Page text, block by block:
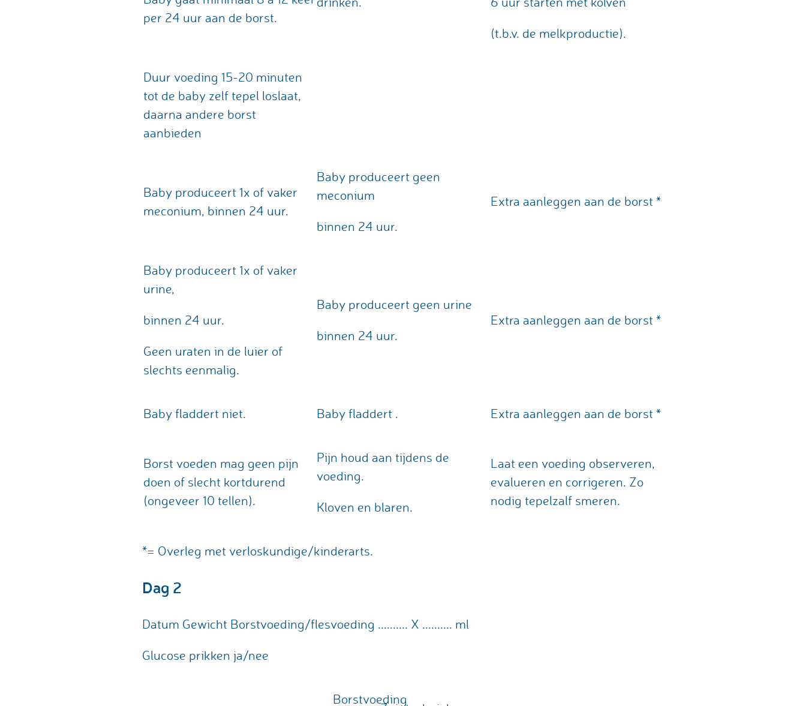
per 24 uur aan de borst.
(t.b.v. de melkproductie).
Duur voeding 15-20 minuten
tot de baby zelf tepel loslaat,
daarna andere borst
aanbieden
Baby produceert 1x of vaker
meconium, binnen 24 uur.
Baby produceert geen
meconium
binnen 24 uur.
Extra aanleggen aan de borst *
Baby produceert 1x of vaker
urine,
binnen 24 uur.
Geen uraten in de luier of
slechts eenmalig.
Baby produceert geen urine
binnen 24 uur.
Extra aanleggen aan de borst *
Baby fladdert niet. Baby fladdert . Extra aanleggen aan de borst *
Borst voeden mag geen pijn
doen of slecht kortdurend
(ongeveer 10 tellen).
Pijn houd aan tijdens de
voeding.
Kloven en blaren.
Laat een voeding observeren,
evalueren en corrigeren. Zo
nodig tepelzalf smeren.
*= Overleg met verloskundige/kinderarts.
Dag 2
Datum Gewicht Borstvoeding/flesvoeding .......... X .......... ml
Glucose prikken ja/nee
Borstvoeding